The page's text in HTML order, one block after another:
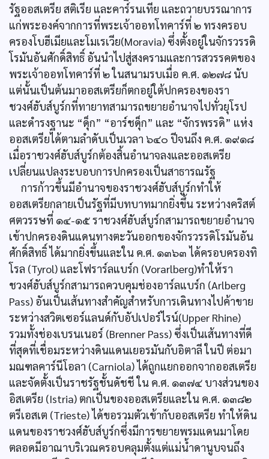
รัฐออสเตรีย สติเรีย และคาร์ิรนเทีย และถวายบรรณาการ
แก่พระองค์จากการที่พระเจ้าออทโทคาร์ที่ ๒ ทรงครอบ
ครองโบฮีเมียและโมเรเวีย(Moravia) ซึ่งตั้งอยู่ในจักรวรรดิ
โรมันอันศักดิ์สิทธิ์ อันนำไปสู่สงครามและการสวรรคตของ
พระเจ้าออทโทคาร์ที่ ๒ ในสนามรบเมื่อ ค.ศ. ๑๒๗๘ นับ
แต่นั้นเป็นต้นมาออสเตรียก็ตกอยู่ใต้ปกครองของรา
ชวงศ์ฮับส์บูร์กที่ทายาทสามารถขยายอำนาจไปทั่วยุโรป
และดำรงฐานะ “ดุ็ก” “อาร์ชดุ็ก” และ “จักรพรรดิ” แห่ง
ออสเตรียได้ตามลำดับเป็นเวลา ๖๔๐ ปีจนถึง ค.ศ. ๑๙๑๘
เมื่อราชวงศ์ฮับส์บูร์กต้องสิ้นอำนาจลงและออสเตรีย
เปลี่ยนแปลงระบอบการปกครองเป็นสาธารณรัฐ
การก้าวขึ้นมีอำนาจของราชวงศ์ฮับส์บูร์กทำให้
ออสเตรียกลายเป็นรัฐที่มีบทบาทมากยิ่งขึ้น ระหว่างคริสต์
ศตวรรษที่ ๑๔-๑๕ ราชวงศ์ฮับส์บูร์กสามารถขยายอำนาจ
เข้าปกครองดินแดนทางตะวันออกของจักรวรรดิโรมันอัน
ศักดิ์สิทธิ์ ได้มากยิ่งขึ้นและใน ค.ศ. ๑๓๖๓ ได้ครอบครองทิ
โรล (Tyrol) และโฟราร์ลแบร์ก (Vorarlberg)ทำให้รา
ชวงศ์ฮับส์บูร์กสามารถควบคุมช่องอาร์ลแบร์ก (Arlberg
Pass) อันเป็นเส้นทางสำคัญสำหรับการเดินทางไปค้าขาย
ระหว่างสวิตเซอร์แลนด์กับอัปเปอร์ไรน์(Upper Rhine)
รวมทั้งช่องเบรนเนอร์ (Brenner Pass) ซึ่งเป็นเส้นทางที่ดี
ที่สุดที่เชื่อมระหว่างดินแดนเยอรมันกับอิตาลี ในปี ต่อมา
มณฑลคาร์นีโอลา (Carniola) ได้ถูกแยกออกจากออสเตรีย
และจัดตั้งเป็นราชรัฐชั้นดัชชี ใน ค.ศ. ๑๓๗๔ บางส่วนของ
อิสเตรีย (Istria) ตกเป็นของออสเตรียและใน ค.ศ. ๑๓๘๒
ตรีเอสเต (Trieste) ได้ขอรวมตัวเข้ากับออสเตรีย ทำให้ดิน
แดนของราชวงศ์ฮับส์บูร์กซึ่งมีการขยายพรมแดนมาโดย
ตลอดมีอาณาบริเวณครอบคลุมตั้งแต่แม่น้ำดานูบจนถึง